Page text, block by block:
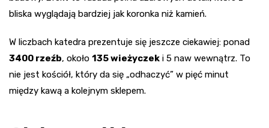
bliska wyglądają bardziej jak koronka niż kamień.
W liczbach katedra prezentuje się jeszcze ciekawiej: ponad
3400 rzeźb, około 135 wieżyczek i 5 naw wewnątrz. To
nie jest kościół, który da się „odhaczyć” w pięć minut
między kawą a kolejnym sklepem.